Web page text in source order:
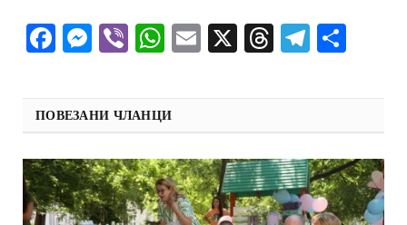
Facebook
Messenger
ViberWhatsApp
Email
X Threads
ПОВЕЗАНИ ЧЛАНЦИ